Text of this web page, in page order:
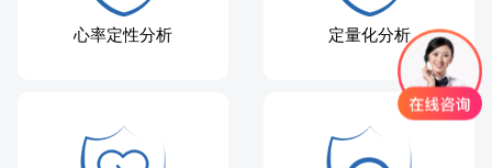
心率定性分析 定量化分析